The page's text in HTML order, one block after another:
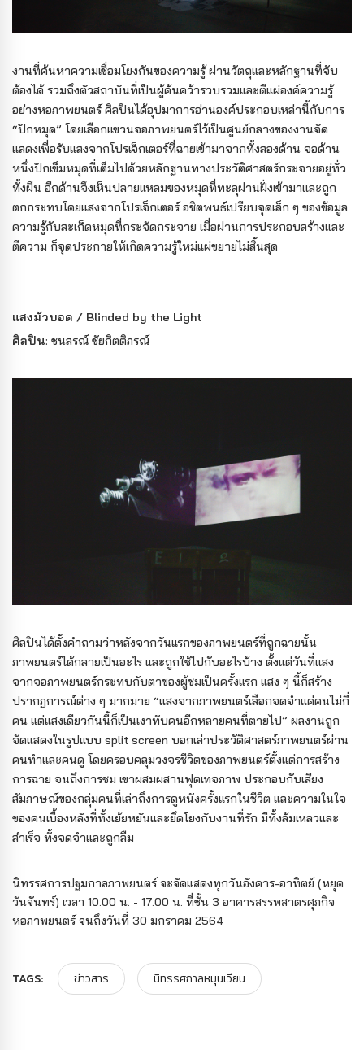
งานที่ค้นหาความเชื่อมโยงกันของความรู้ ผ่านวัตถุและหลักฐานที่จับ
ต้องได้ รวมถึงตัวสถาบันที่เป็นผู้ค้นคว้ารวบรวมและตีแผ่องค์ความรู้
อย่างหอภาพยนตร์ ศิลปินได้อุปมาการอ่านองค์ประกอบเหล่านี้กับการ
“ปักหมุด” โดยเลือกแขวนจอภาพยนตร์ไว้เป็นศูนย์กลางของงานจัด
แสดงเพื่อรับแสงจากโปรเจ็กเตอร์ที่ฉายเข้ามาจากทั้งสองด้าน จอด้าน
หนึ่งปักเข็มหมุดที่เต็มไปด้วยหลักฐานทางประวัติศาสตร์กระจายอยู่ทั่ว
ทั้งผืน อีกด้านจึงเห็นปลายแหลมของหมุดที่ทะลุผ่านฝั่งเข้ามาและถูก
ตกกระทบโดยแสงจากโปรเจ็กเตอร์ อชิตพนธ์เปรียบจุดเล็ก ๆ ของข้อมูล
ความรู้กับสะเก็ดหมุดที่กระจัดกระจาย เมื่อผ่านการประกอบสร้างและ
ตีความ ก็จุดประกายให้เกิดความรู้ใหม่แผ่ขยายไม่สิ้นสุด
แสงมัวบอด / Blinded by the Light
ศิลปิน: ชนสรณ์ ชัยกิตติภรณ์
ศิลปินได้ตั้งคำถามว่าหลังจากวันแรกของภาพยนตร์ที่ถูกฉายนั้น
ภาพยนตร์ได้กลายเป็นอะไร และถูกใช้ไปกับอะไรบ้าง ตั้งแต่วันที่แสง
จากจอภาพยนตร์กระทบกับตาของผู้ชมเป็นครั้งแรก แสง ๆ นี้ก็สร้าง
ปรากฏการณ์ต่าง ๆ มากมาย “แสงจากภาพยนตร์เลือกจดจำแค่คนไม่กี่
คน แต่แสงเดียวกันนี้ก็เป็นเงาทับคนอีกหลายคนที่ตายไป” ผลงานถูก
จัดแสดงในรูปแบบ split screen บอกเล่าประวัติศาสตร์ภาพยนตร์ผ่าน
คนทำและคนดู โดยครอบคลุมวงจรชีวิตของภาพยนตร์ตั้งแต่การสร้าง
การฉาย จนถึงการชม เขาผสมผสานฟุตเทจภาพ ประกอบกับเสียง
สัมภาษณ์ของกลุ่มคนที่เล่าถึงการดูหนังครั้งแรกในชีวิต และความในใจ
ของคนเบื้องหลังที่ทั้งเย้ยหยันและยึดโยงกับงานที่รัก มีทั้งล้มเหลวและ
สำเร็จ ทั้งจดจำและถูกลืม
นิทรรศการปฐมกาลภาพยนตร์ จะจัดแสดงทุกวันอังคาร-อาทิตย์ (หยุด
วันจันทร์) เวลา 10.00 น. - 17.00 น. ที่ชั้น 3 อาคารสรรพสาตรศุภกิจ
หอภาพยนตร์ จนถึงวันที่ 30 มกราคม 2564
TAGS: ข่าวสาร นิทรรศกาลหมุนเวียน